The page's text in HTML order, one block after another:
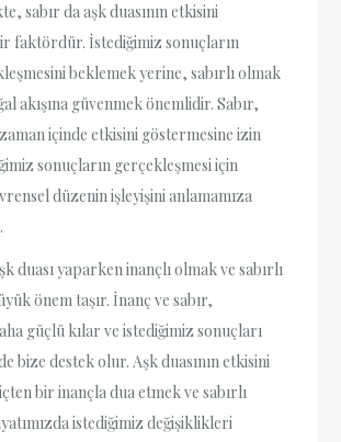
sabır da aşk duasının etkisini
faktördür. İstediğimiz sonuçların
beklemek yerine, sabırlı olmak
akışına güvenmek önemlidir. Sabır,
içinde etkisini göstermesine izin
sonuçların gerçekleşmesi için
düzenin işleyişini anlamamıza
duası yaparken inançlı olmak ve sabırlı
önem taşır. İnanç ve sabır,
güçlü kılar ve istediğimiz sonuçları
bize destek olur. Aşk duasının etkisini
bir inançla dua etmek ve sabırlı
istediğimiz değişiklikleri